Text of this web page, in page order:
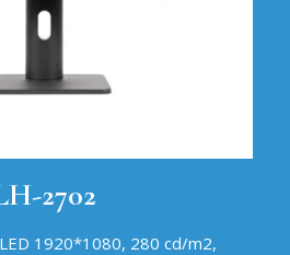
2702
1920*1080, 280 cd/m2,